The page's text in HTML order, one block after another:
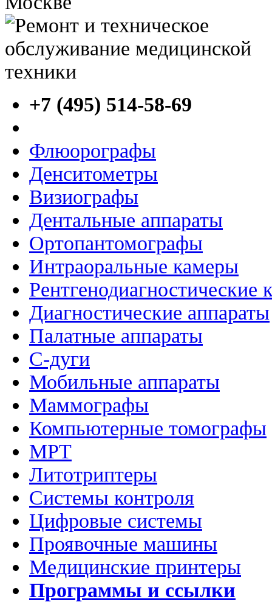
+7 (495) 514-58-69
Флюорографы
Денситометры
Визиографы
Дентальные аппараты
Ортопантомографы
Интраоральные камеры
Рентгенодиагностические
Диагностические аппараты
Палатные аппараты
C-дуги
Мобильные аппараты
Маммографы
Компьютерные томографы
МРТ
Литотриптеры
Системы контроля
Цифровые системы
Проявочные машины
Медицинские принтеры
Программы и ссылки